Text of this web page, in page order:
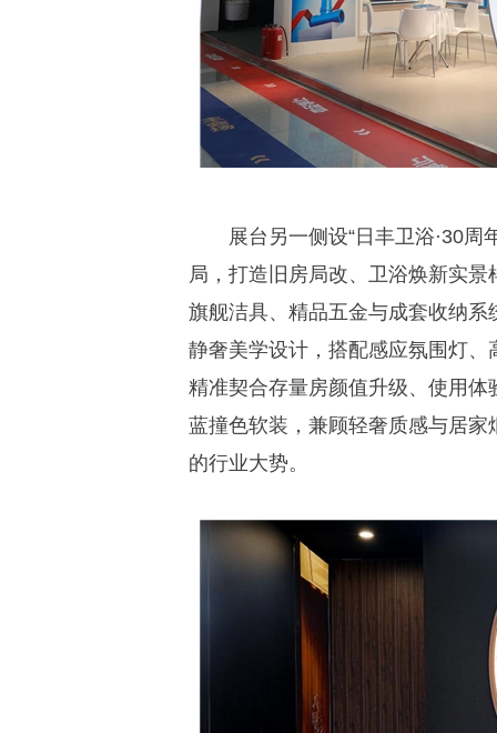
展台另一侧设“日丰卫浴·30
局，打造旧房局改、卫浴焕新实
旗舰洁具、精品五金与成套收纳系
静奢美学设计，搭配感应氛围灯
精准契合存量房颜值升级、使用
蓝撞色软装，兼顾轻奢质感与居
的行业大势。